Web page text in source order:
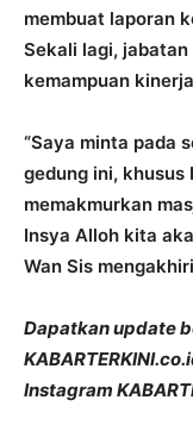
membuat laporan
Sekali lagi,
kemampuan
“Saya minta pada
gedung ini, khusus
memakmurkan
Insya Alloh kita
Wan Sis
Dapatkan update
Instagram